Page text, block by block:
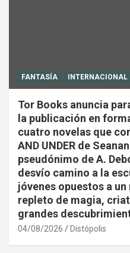
FANTASÍA INTERNACIONAL
Tor Books anuncia
la publicación en
cuatro novelas que
AND UNDER de
pseudónimo de A.
desvío camino a la
jóvenes opuestos a
repleto de magia,
grandes
04/08/2026 Distópolis